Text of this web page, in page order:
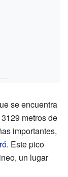
se encuentra
metros de
importantes,
. Este pico
un lugar